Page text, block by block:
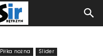
Piłka nożna Slider